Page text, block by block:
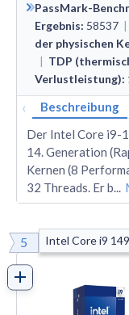
PassMark-
Ergebnis: 58537 |
der physischen
| TDP
Verlustleistung):
‹ Beschreibung
Der Intel Core i9-
14. Generation
Kernen (8
32 Threads. Er b...
5 Intel Core i9